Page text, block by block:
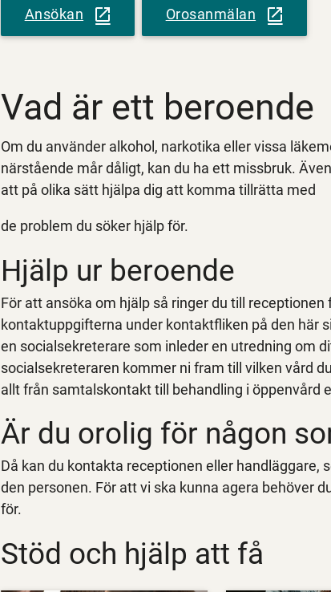
Ansökan Orosanmälan
Vad är ett beroende
Om du använder alkohol, narkotika eller vissa
närstående mår dåligt, kan du ha ett missbruk.
att på olika sätt hjälpa dig att komma tillrätta med
de problem du söker hjälp för.
Hjälp ur beroende
För att ansöka om hjälp så ringer du till
kontaktuppgifterna under kontaktfliken på den här
en socialsekreterare som inleder en utredning om
socialsekreteraren kommer ni fram till vilken vård
allt från samtalskontakt till behandling i öppenvård
Är du orolig för någon
Då kan du kontakta receptionen eller
den personen. För att vi ska kunna agera behöver
för.
Stöd och hjälp att få